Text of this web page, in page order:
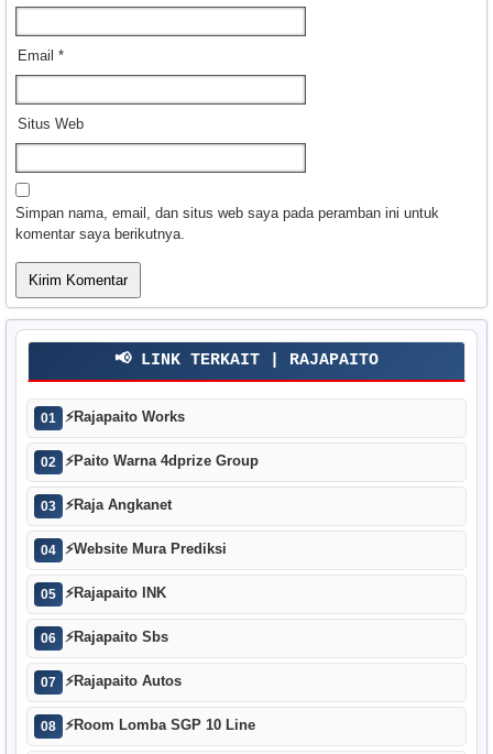
Email *
Situs Web
Simpan nama, email, dan situs web saya pada peramban ini untuk
komentar saya berikutnya.
📢 LINK TERKAIT | RAJAPAITO
01 ⚡Rajapaito Works
02 ⚡Paito Warna 4dprize Group
03 ⚡Raja Angkanet
04 ⚡Website Mura Prediksi
05 ⚡Rajapaito INK
06 ⚡Rajapaito Sbs
07 ⚡Rajapaito Autos
08 ⚡Room Lomba SGP 10 Line